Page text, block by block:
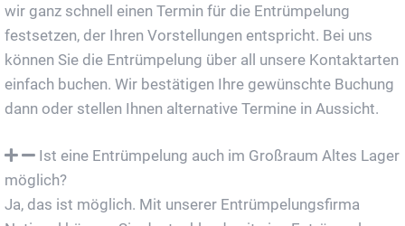
wir ganz schnell einen Termin für die Entrümpelung
festsetzen, der Ihren Vorstellungen entspricht. Bei uns
können Sie die Entrümpelung über all unsere Kontaktarten
einfach buchen. Wir bestätigen Ihre gewünschte Buchung
dann oder stellen Ihnen alternative Termine in Aussicht.
Ist eine Entrümpelung auch im Großraum Altes Lager
möglich?
Ja, das ist möglich. Mit unserer Entrümpelungsfirma